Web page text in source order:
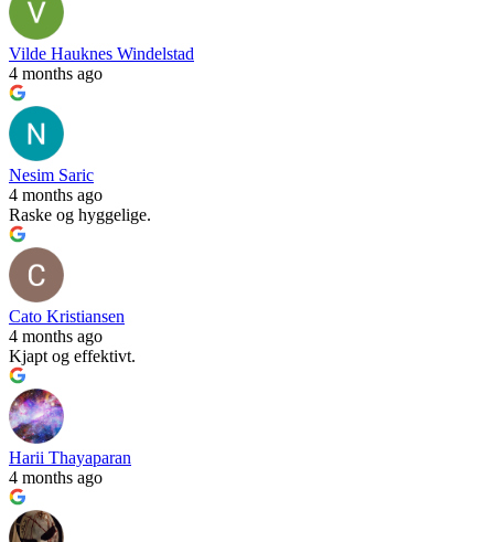
Vilde Hauknes Windelstad
4 months ago
Nesim Saric
4 months ago
Raske og hyggelige.
Cato Kristiansen
4 months ago
Kjapt og effektivt.
Harii Thayaparan
4 months ago